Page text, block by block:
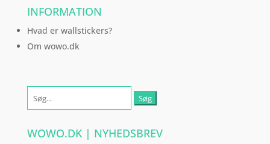
INFORMATION
Hvad er wallstickers?
Om wowo.dk
efter:
WOWO.DK | NYHEDSBREV